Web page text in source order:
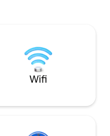
rauhallisilla
viikonlopusta
kodikkaalla ja
purjeveneellä. Kätevä Norfolkille ja
Wifi